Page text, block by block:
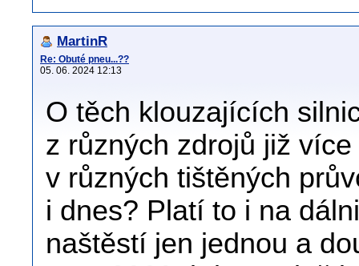
MartinR
Re: Obuté pneu...??
05. 06. 2024 12:13
O těch klouzajících
z různých zdrojů již
v různých tištěných
i dnes? Platí to i na
naštěstí jen jednou a